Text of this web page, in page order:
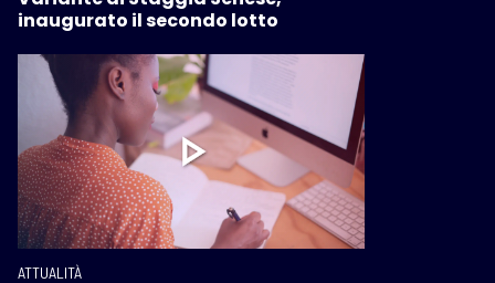
inaugurato il secondo lotto
ATTUALITÀ